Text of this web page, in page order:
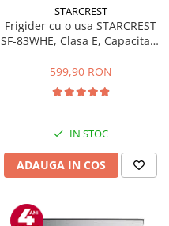
STARCREST
Frigider cu o usa STARCREST
SF-83WHE, Clasa E, Capacitate
Compartiment gheata, H 85
cm, Alb
599,90 RON
IN STOC
ADAUGA IN COS